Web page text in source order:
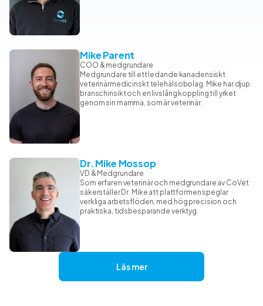
Mike Parent
COO & medgrundare
Medgrundare till ett ledande kanadensiskt
veterinärmedicinskt telehälsobolag. Mike har djup
branschinsikt och en livslång koppling till yrket
genom sin mamma, som är veterinär.
Dr. Mike Mossop
VD & Medgrundare
Som erfaren veterinär och medgrundare av CoVet
säkerställer Dr. Mike att plattformen speglar
verkliga arbetsflöden, med hög precision och
praktiska, tidsbesparande verktyg.
Läs mer